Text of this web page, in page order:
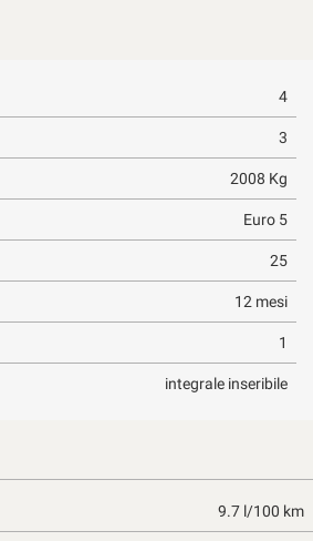
4
3
2008 Kg
Euro 5
25
12 mesi
1
integrale inseribile
9.7 l/100 km